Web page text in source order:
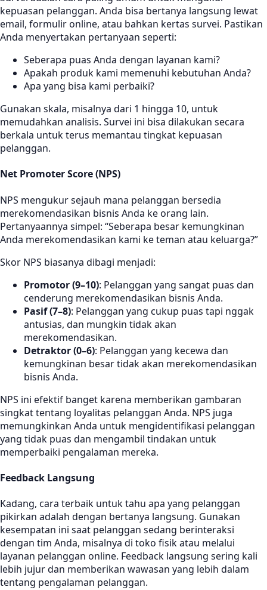
kepuasan pelanggan. Anda bisa bertanya langsung lewat
email, formulir online, atau bahkan kertas survei. Pastikan
Anda menyertakan pertanyaan seperti:
Seberapa puas Anda dengan layanan kami?
Apakah produk kami memenuhi kebutuhan Anda?
Apa yang bisa kami perbaiki?
Gunakan skala, misalnya dari 1 hingga 10, untuk
memudahkan analisis. Survei ini bisa dilakukan secara
berkala untuk terus memantau tingkat kepuasan
pelanggan.
Net Promoter Score (NPS)
NPS mengukur sejauh mana pelanggan bersedia
merekomendasikan bisnis Anda ke orang lain.
Pertanyaannya simpel: “Seberapa besar kemungkinan
Anda merekomendasikan kami ke teman atau keluarga?”
Skor NPS biasanya dibagi menjadi:
Promotor (9–10): Pelanggan yang sangat puas dan
cenderung merekomendasikan bisnis Anda.
Pasif (7–8): Pelanggan yang cukup puas tapi nggak
antusias, dan mungkin tidak akan
merekomendasikan.
Detraktor (0–6): Pelanggan yang kecewa dan
kemungkinan besar tidak akan merekomendasikan
bisnis Anda.
NPS ini efektif banget karena memberikan gambaran
singkat tentang loyalitas pelanggan Anda. NPS juga
memungkinkan Anda untuk mengidentifikasi pelanggan
yang tidak puas dan mengambil tindakan untuk
memperbaiki pengalaman mereka.
Feedback Langsung
Kadang, cara terbaik untuk tahu apa yang pelanggan
pikirkan adalah dengan bertanya langsung. Gunakan
kesempatan ini saat pelanggan sedang berinteraksi
dengan tim Anda, misalnya di toko fisik atau melalui
layanan pelanggan online. Feedback langsung sering kali
lebih jujur dan memberikan wawasan yang lebih dalam
tentang pengalaman pelanggan.